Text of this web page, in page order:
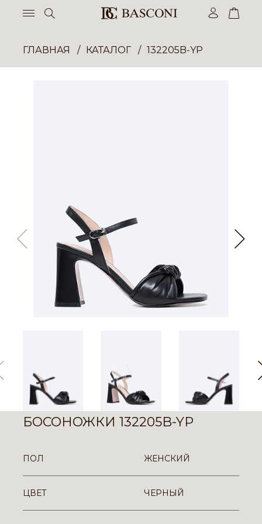
ГЛАВНАЯ КАТАЛОГ 132205B-YP
БОСОНОЖКИ 132205B-YP
ПОЛ ЖЕНСКИЙ
ЦВЕТ ЧЕРНЫЙ